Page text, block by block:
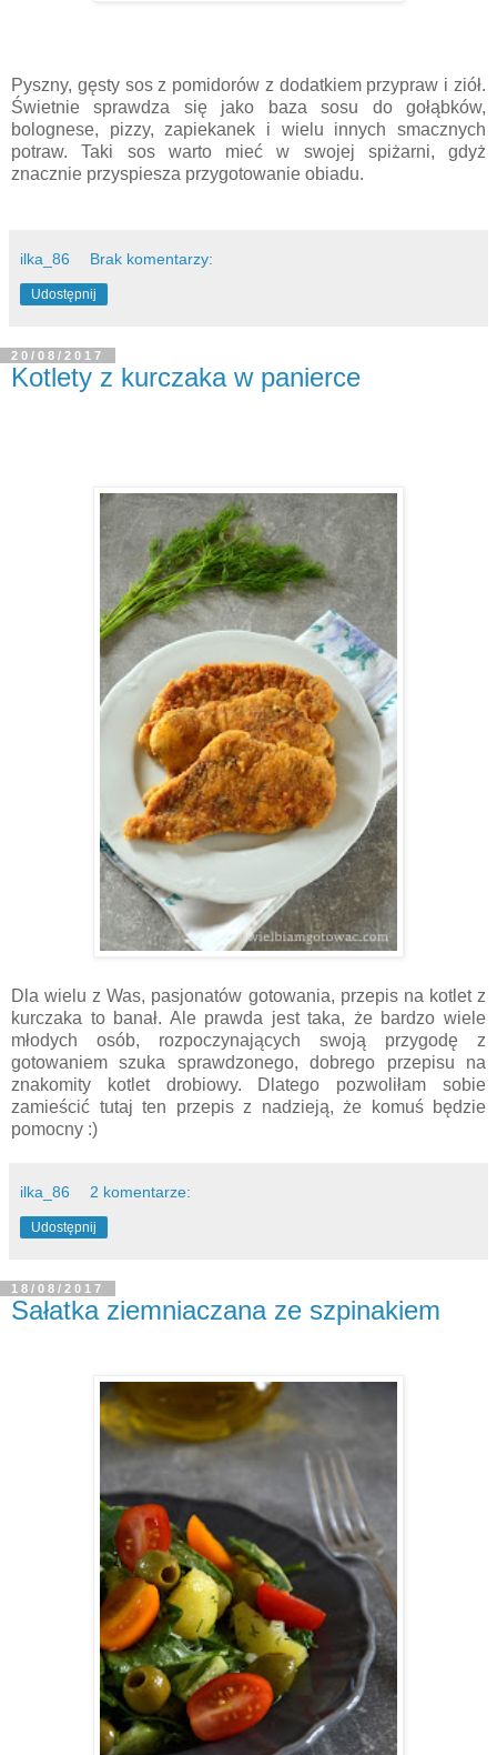
Pyszny, gęsty sos z pomidorów z dodatkiem przypraw i ziół.
Świetnie sprawdza się jako baza sosu do gołąbków,
bolognese, pizzy, zapiekanek i wielu innych smacznych
potraw. Taki sos warto mieć w swojej spiżarni, gdyż
znacznie przyspiesza przygotowanie obiadu.
ilka_86 Brak komentarzy:
Udostępnij
20/08/2017
Kotlety z kurczaka w panierce
Dla wielu z Was, pasjonatów gotowania, przepis na kotlet z
kurczaka to banał. Ale prawda jest taka, że bardzo wiele
młodych osób, rozpoczynających swoją przygodę z
gotowaniem szuka sprawdzonego, dobrego przepisu na
znakomity kotlet drobiowy. Dlatego pozwoliłam sobie
zamieścić tutaj ten przepis z nadzieją, że komuś będzie
pomocny :)
ilka_86 2 komentarze:
Udostępnij
18/08/2017
Sałatka ziemniaczana ze szpinakiem